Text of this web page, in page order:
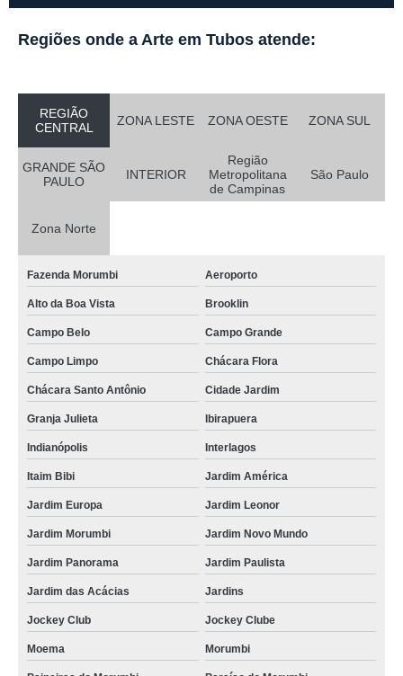
Regiões onde a Arte em Tubos atende:
REGIÃO
CENTRAL
ZONA LESTE ZONA OESTE ZONA SUL
GRANDE SÃO
PAULO
INTERIOR
Região
Metropolitana
de Campinas
São Paulo
Zona Norte
Fazenda Morumbi Aeroporto
Alto da Boa Vista Brooklin
Campo Belo Campo Grande
Campo Limpo Chácara Flora
Chácara Santo Antônio Cidade Jardim
Granja Julieta Ibirapuera
Indianópolis Interlagos
Itaim Bibi Jardim América
Jardim Europa Jardim Leonor
Jardim Morumbi Jardim Novo Mundo
Jardim Panorama Jardim Paulista
Jardim das Acácias Jardins
Jockey Club Jockey Clube
Moema Morumbi